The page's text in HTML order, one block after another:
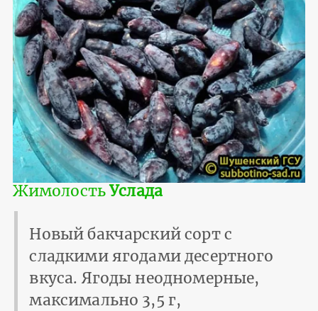
ЖимолостьУслада
Новый бакчарский сорт с
сладкими ягодами десертного
вкуса. Ягоды неодномерные,
максимально 3,5 г,